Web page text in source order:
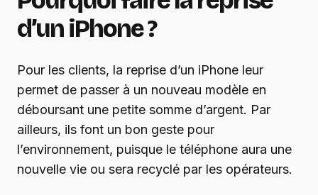
d’un iPhone ?
Pour les clients, la reprise d’un iPhone leur
permet de passer à un nouveau modèle en
déboursant une petite somme d’argent. Par
ailleurs, ils font un bon geste pour
l’environnement, puisque le téléphone aura une
nouvelle vie ou sera recyclé par les opérateurs.